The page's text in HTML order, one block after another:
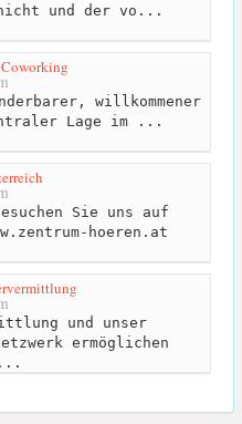
und der vo...
willkommener
Lage im ...
Sie uns auf
hoeren.at
und unser
ermöglichen